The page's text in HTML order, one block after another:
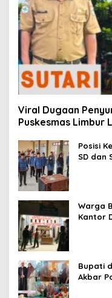
Viral Dugaan
Puskesmas Limbur
Posisi
SD dan
Warga
Bupati
Akbar